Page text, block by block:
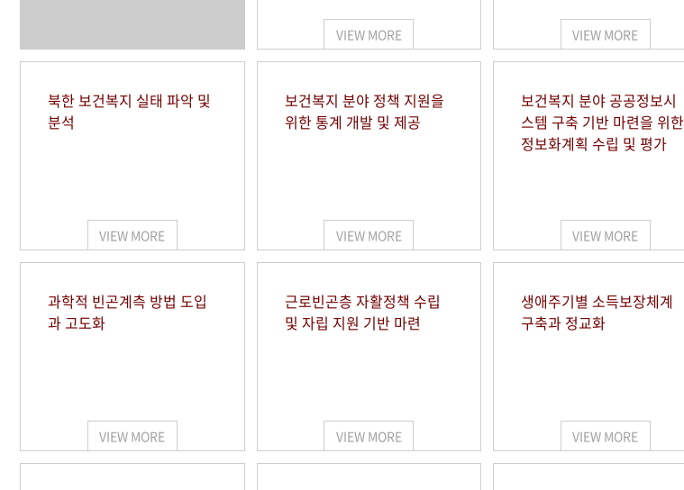
VIEW MORE VIEW MORE
북한 보건복지 실태 파악 및
분석
VIEW MORE
보건복지 분야 정책 지원을
위한 통계 개발 및 제공
VIEW MORE
보건복지 분야 공공정보시
스템 구축 기반 마련을 위한
정보화계획 수립 및 평가
VIEW MORE
과학적 빈곤계측 방법 도입
과 고도화
VIEW MORE
근로빈곤층 자활정책 수립
및 자립 지원 기반 마련
VIEW MORE
생애주기별 소득보장체계
구축과 정교화
VIEW MORE